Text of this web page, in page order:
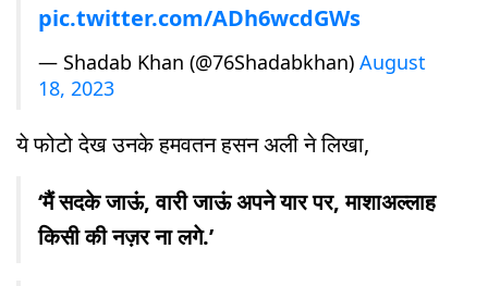
pic.twitter.com/ADh6wcdGWs
— Shadab Khan (@76Shadabkhan) August
18, 2023
ये फोटो देख उनके हमवतन हसन अली ने लिखा,
‘मैं सदके जाऊं, वारी जाऊं अपने यार पर, माशाअल्लाह
किसी की नज़र ना लगे.’